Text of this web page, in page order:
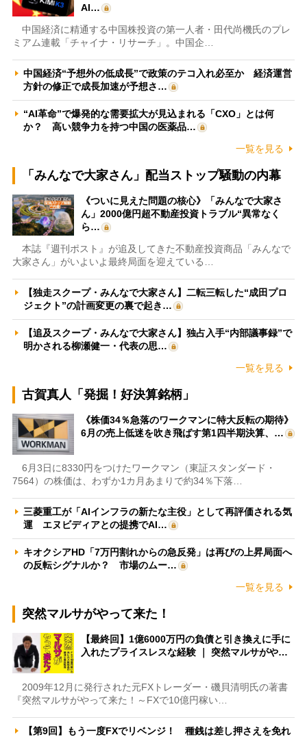
AI…
中国経済に精通する中国株投資の第一人者・田代尚機氏のプレ
ミアム連載「チャイナ・リサーチ」。中国企…
中国経済“予想外の低成長”で政策のテコ入れ必至か 経済運営
方針の修正で成長加速が予想さ…
“AI革命”で爆発的な需要拡大が見込まれる「CXO」とは何
か？ 高い競争力を持つ中国の医薬品…
一覧を見る
「みんなで大家さん」配当ストップ騒動の内幕
《ついに見えた問題の核心》「みんなで大家さ
ん」2000億円超不動産投資トラブル“異常なく
ら…
本誌『週刊ポスト』が追及してきた不動産投資商品「みんなで
大家さん」がいよいよ最終局面を迎えている…
【独走スクープ・みんなで大家さん】二転三転した“成田プロ
ジェクト”の計画変更の裏で起き…
【追及スクープ・みんなで大家さん】独占入手“内部議事録”で
明かされる柳瀬健一・代表の思…
一覧を見る
古賀真人「発掘！好決算銘柄」
《株価34％急落のワークマンに特大反転の期待》
6月の売上低迷を吹き飛ばす第1四半期決算、…
6月3日に8330円をつけたワークマン（東証スタンダード・
7564）の株価は、わずか1カ月あまりで約34％下落…
三菱重工が「AIインフラの新たな主役」として再評価される気
運 エヌビディアとの提携でAI…
キオクシアHD「7万円割れからの急反発」は再びの上昇局面へ
の反転シグナルか？ 市場のムー…
一覧を見る
突然マルサがやって来た！
【最終回】1億6000万円の負債と引き換えに手に
入れたプライスレスな経験 ｜ 突然マルサがや…
2009年12月に発行された元FXトレーダー・磯貝清明氏の著書
『突然マルサがやって来た！～FXで10億円稼い…
【第9回】もう一度FXでリベンジ！ 種銭は差し押さえを免れ